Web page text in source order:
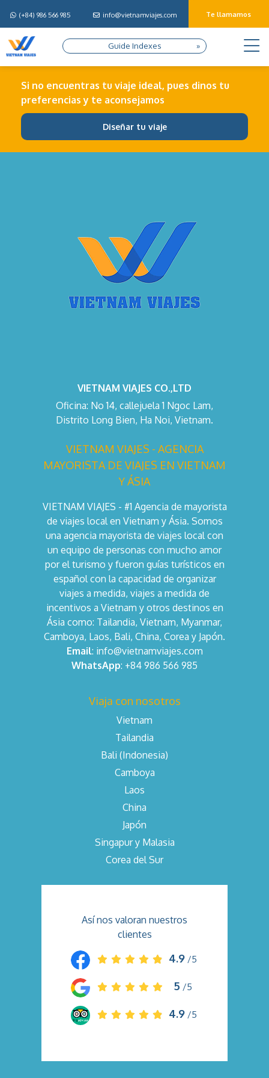
(+84) 986 566 985 info@vietnamviajes.com Te llamamos
Guide Indexes
Si no encuentras tu viaje ideal, pues dinos tu
preferencias y te aconsejamos
Diseñar tu viaje
VIETNAM VIAJES CO.,LTD
Oficina: No 14, callejuela 1 Ngoc Lam,
Distrito Long Bien, Ha Noi, Vietnam.
VIETNAM VIAJES - AGENCIA
MAYORISTA DE VIAJES EN VIETNAM
Y ÁSIA
VIETNAM VIAJES - #1 Agencia de mayorista
de viajes local en Vietnam y Ásia. Somos
una agencia mayorista de viajes local con
un equipo de personas con mucho amor
por el turismo y fueron guías turísticos en
español con la capacidad de organizar
viajes a medida, viajes a medida de
incentivos a Vietnam y otros destinos en
Ásia como: Tailandia, Vietnam, Myanmar,
Camboya, Laos, Bali, China, Corea y Japón.
Email: info@vietnamviajes.com
WhatsApp: +84 986 566 985
Viaja con nosotros
Vietnam
Tailandia
Bali (Indonesia)
Camboya
Laos
China
Japón
Singapur y Malasia
Corea del Sur
Así nos valoran nuestros
clientes
4.9 /5
5 /5
4.9 /5